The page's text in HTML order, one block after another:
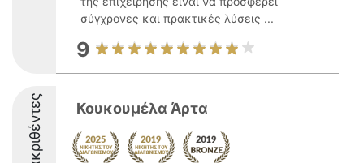
σύγχρονες και πρακτικές λύσεις ...
9
Διακριθέντες Κουκουμέλα Άρτα